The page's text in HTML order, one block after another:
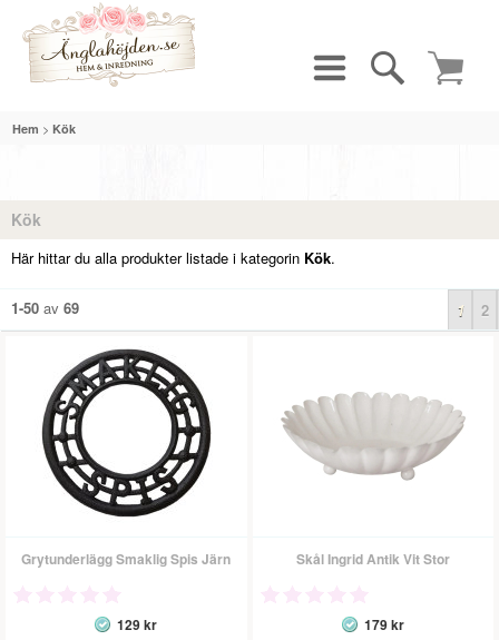
Hem > Kök
Kök
Här hittar du alla produkter listade i kategorin Kök.
1-50 av 69 1 2
Grytunderlägg Smaklig Spis Järn
129 kr
Skål Ingrid Antik Vit Stor
179 kr